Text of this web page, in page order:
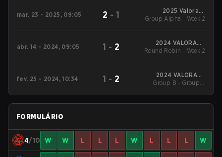
mar. 23 - 2025, 09:05 2 - 1
2025 Valorant
Champions Tour:
Group Alpha - Week 2
abr. 14 - 2024, 09:05 1 - 2
2024 VALORANT
Champions
Round Robin - Week 2
fev. 25 - 2024, 10:34 1 - 2
2024 VALORANT
Champions Tour:
Group B - Group B
FORMULÁRIO
4/10 W W L L L W L L L W